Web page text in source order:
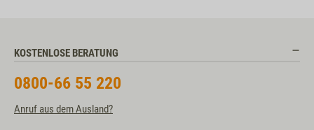
KOSTENLOSE BERATUNG
0800-66 55 220
Anruf aus dem Ausland?